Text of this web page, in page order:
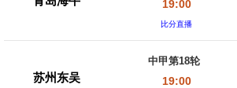
19:00
比分直播
苏州东吴
中甲第18轮
19:00